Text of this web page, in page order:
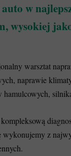
warsztat
naprawie
hamulcowych,
wykonujemy z
w
wysokiej